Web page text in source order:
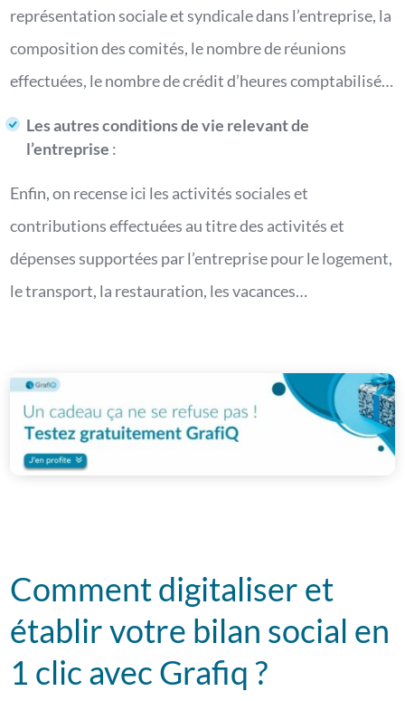
représentation sociale et syndicale dans l’entreprise, la
composition des comités, le nombre de réunions
effectuées, le nombre de crédit d’heures comptabilisé…
Les autres conditions de vie relevant de
l’entreprise :
Enfin, on recense ici les activités sociales et
contributions effectuées au titre des activités et
dépenses supportées par l’entreprise pour le logement,
le transport, la restauration, les vacances…
Comment digitaliser et
établir votre bilan social en
1 clic avec Grafiq ?